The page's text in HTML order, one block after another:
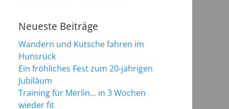
Neueste Beiträge
Wandern und Kutsche fahren im
Hunsrück
Ein fröhliches Fest zum 20-jährigen
Jubiläum
Training für Merlin… in 3 Wochen
wieder fit